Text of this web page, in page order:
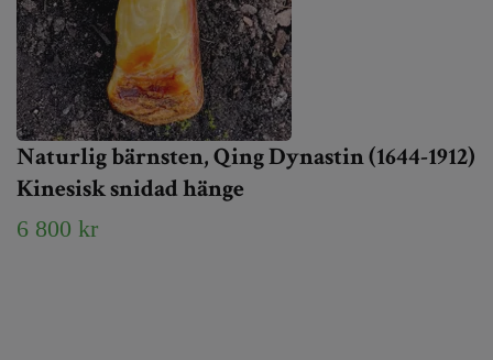
Naturlig bärnsten, Qing Dynastin (1644-1912)
Kinesisk snidad hänge
6 800 kr